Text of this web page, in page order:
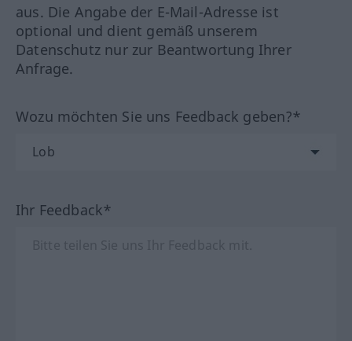
aus. Die Angabe der E-Mail-Adresse ist
optional und dient gemäß unserem
Datenschutz nur zur Beantwortung Ihrer
Anfrage.
Wozu möchten Sie uns Feedback geben?*
Ihr Feedback*